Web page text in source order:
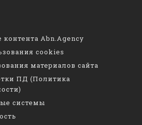
контента Abn.Agency
cookies
материалов сайта
ПД (Политика
системы